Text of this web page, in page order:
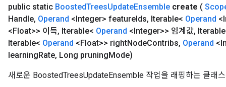
public static BoostedTreesUpdateEnsemble create (
Handle, Operand <Integer> featureIds, Iterable< Operand
<Float>> 이득, Iterable< Operand <Integer>> 임계값,
Iterable< Operand <Float>> rightNodeContribs, Operand
learningRate, Long pruningMode)
새로운 BoostedTreesUpdateEnsemble 작업을 래핑하는 클래